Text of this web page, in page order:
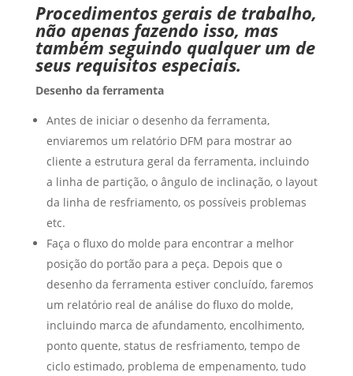
Procedimentos gerais de trabalho,
não apenas fazendo isso, mas
também seguindo qualquer um de
seus requisitos especiais.
Desenho da ferramenta
Antes de iniciar o desenho da ferramenta,
enviaremos um relatório DFM para mostrar ao
cliente a estrutura geral da ferramenta, incluindo
a linha de partição, o ângulo de inclinação, o layout
da linha de resfriamento, os possíveis problemas
etc.
Faça o fluxo do molde para encontrar a melhor
posição do portão para a peça. Depois que o
desenho da ferramenta estiver concluído, faremos
um relatório real de análise do fluxo do molde,
incluindo marca de afundamento, encolhimento,
ponto quente, status de resfriamento, tempo de
ciclo estimado, problema de empenamento, tudo